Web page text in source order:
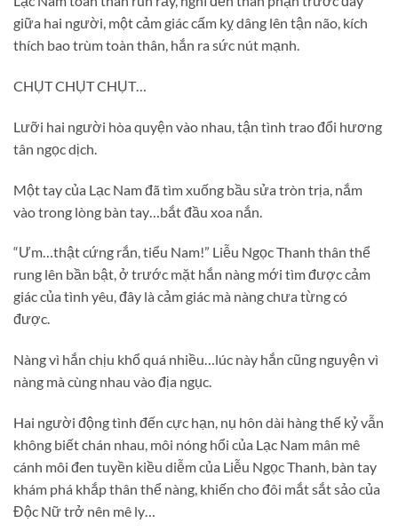
giữa hai người, một cảm giác cấm kỵ dâng lên tận não, kích
thích bao trùm toàn thân, hắn ra sức nút mạnh.
CHỤT CHỤT CHỤT…
Lưỡi hai người hòa quyện vào nhau, tận tình trao đổi hương
tân ngọc dịch.
Một tay của Lạc Nam đã tìm xuống bầu sửa tròn trịa, nắm
vào trong lòng bàn tay…bắt đầu xoa nắn.
“Ưm…thật cứng rắn, tiểu Nam!” Liễu Ngọc Thanh thân thể
rung lên bần bật, ở trước mặt hắn nàng mới tìm được cảm
giác của tình yêu, đây là cảm giác mà nàng chưa từng có
được.
Nàng vì hắn chịu khổ quá nhiều…lúc này hắn cũng nguyện vì
nàng mà cùng nhau vào địa ngục.
Hai người động tình đến cực hạn, nụ hôn dài hàng thế kỷ vẫn
không biết chán nhau, môi nóng hổi của Lạc Nam mân mê
cánh môi đen tuyền kiều diễm của Liễu Ngọc Thanh, bàn tay
khám phá khắp thân thể nàng, khiến cho đôi mắt sắt sảo của
Độc Nữ trở nên mê ly…